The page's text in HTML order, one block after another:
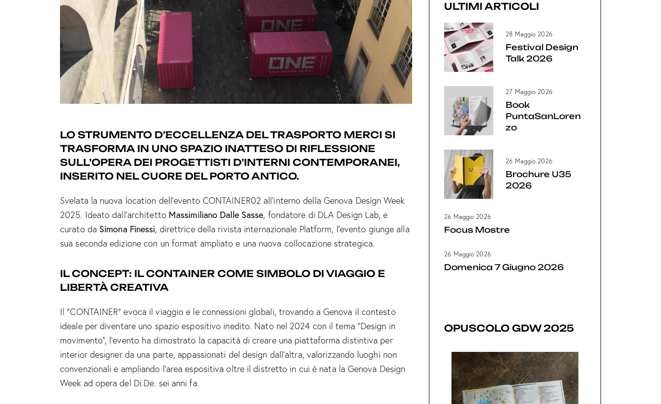
LO STRUMENTO D’ECCELLENZA DEL TRASPORTO MERCI SI
TRASFORMA IN UNO SPAZIO INATTESO DI RIFLESSIONE
SULL’OPERA DEI PROGETTISTI D’INTERNI CONTEMPORANEI,
INSERITO NEL CUORE DEL PORTO ANTICO.
Svelata la nuova location dell’evento CONTAINER02 all’interno della Genova Design Week
2025. Ideato dall’architetto Massimiliano Dalle Sasse, fondatore di DLA Design Lab, e
curato da Simona Finessi, direttrice della rivista internazionale Platform, l’evento giunge alla
sua seconda edizione con un format ampliato e una nuova collocazione strategica.
IL CONCEPT: IL CONTAINER COME SIMBOLO DI VIAGGIO E
LIBERTÀ CREATIVA
Il “CONTAINER” evoca il viaggio e le connessioni globali, trovando a Genova il contesto
ideale per diventare uno spazio espositivo inedito. Nato nel 2024 con il tema “Design in
movimento”, l’evento ha dimostrato la capacità di creare una piattaforma distintiva per
interior designer da una parte, appassionati del design dall’altra, valorizzando luoghi non
convenzionali e ampliando l’area espositiva oltre il distretto in cui è nata la Genova Design
Week ad opera del Di.De. sei anni fa.
ULTIMI ARTICOLI
28 Maggio 2026
Festival Design
Talk 2026
27 Maggio 2026
Book
PuntaSanLoren
zo
26 Maggio 2026
Brochure U35
2026
26 Maggio 2026
Focus Mostre
26 Maggio 2026
Domenica 7 Giugno 2026
OPUSCOLO GDW 2025